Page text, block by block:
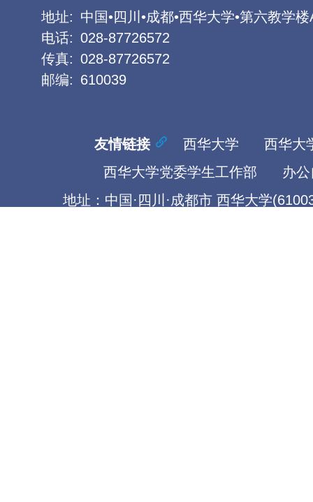
地址: 中国•四川•成都•西华大学•第六教学楼
电话: 028-87726572
传真: 028-87726572
邮编: 610039
友情链接 西华大学
西华大
西华大学党委学生工作部
办
地址：中国·四川·成都市 西华大学